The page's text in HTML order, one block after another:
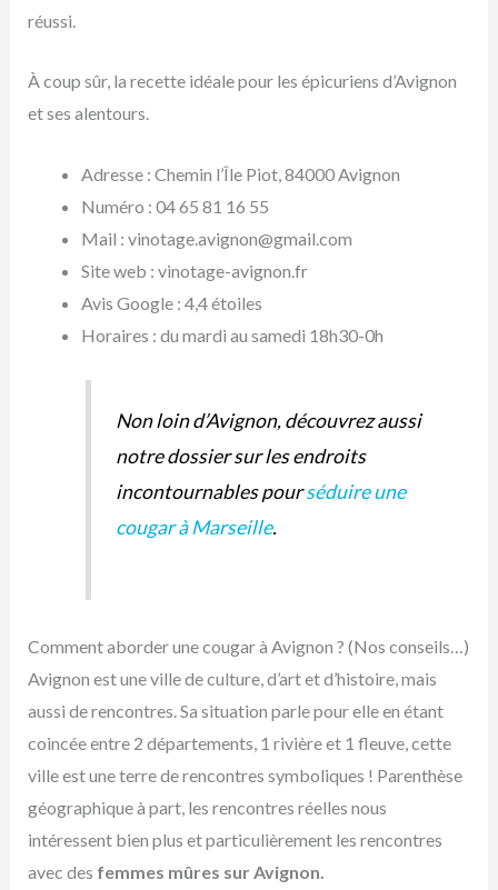
réussi.
À coup sûr, la recette idéale pour les épicuriens d’Avignon
et ses alentours.
Adresse : Chemin l’Île Piot, 84000 Avignon
Numéro : 04 65 81 16 55
Mail : vinotage.avignon@gmail.com
Site web : vinotage-avignon.fr
Avis Google : 4,4 étoiles
Horaires : du mardi au samedi 18h30-0h
Non loin d’Avignon, découvrez aussi
notre dossier sur les endroits
incontournables pourséduire une
cougar à Marseille.
Comment aborder une cougar à Avignon ? (Nos conseils…)
Avignon est une ville de culture, d’art et d’histoire, mais
aussi de rencontres. Sa situation parle pour elle en étant
coincée entre 2 départements, 1 rivière et 1 fleuve, cette
ville est une terre de rencontres symboliques ! Parenthèse
géographique à part, les rencontres réelles nous
intéressent bien plus et particulièrement les rencontres
avec des femmes mûres sur Avignon.